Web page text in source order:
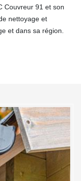
Couvreur 91 et son
nettoyage et
et dans sa région.